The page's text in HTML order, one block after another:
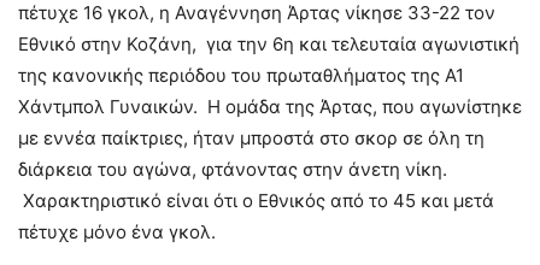
πέτυχε 16 γκολ, η Αναγέννηση Άρτας νίκησε 33-22 τον
Εθνικό στην Κοζάνη, για την 6η και τελευταία αγωνιστική
της κανονικής περιόδου του πρωταθλήματος της Α1
Χάντμπολ Γυναικών. Η ομάδα της Άρτας, που αγωνίστηκε
με εννέα παίκτριες, ήταν μπροστά στο σκορ σε όλη τη
διάρκεια του αγώνα, φτάνοντας στην άνετη νίκη.
Χαρακτηριστικό είναι ότι ο Εθνικός από το 45 και μετά
πέτυχε μόνο ένα γκολ.